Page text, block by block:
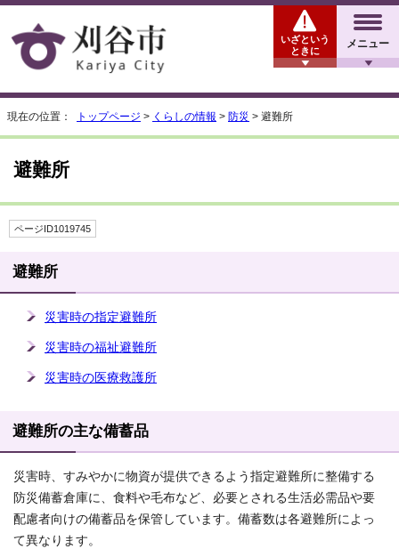
メニュー
いざという
ときに
現在の位置： トップページ > くらしの情報 > 防災 > 避難所
避難所
ページID1019745
避難所
災害時の指定避難所
災害時の福祉避難所
災害時の医療救護所
避難所の主な備蓄品
災害時、すみやかに物資が提供できるよう指定避難所に整備する
防災備蓄倉庫に、食料や毛布など、必要とされる生活必需品や要
配慮者向けの備蓄品を保管しています。備蓄数は各避難所によっ
て異なります。